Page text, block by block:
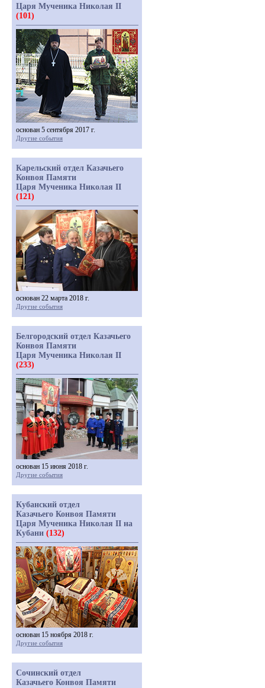
Царя Мученика Николая II
(101)
основан 5 сентября 2017 г.
Другие события
Карельский отдел Казачьего
Конвоя Памяти
Царя Мученика Николая II
(121)
основан 22 марта 2018 г.
Другие события
Белгородский отдел Казачьего
Конвоя Памяти
Царя Мученика Николая II
(233)
основан 15 июня 2018 г.
Другие события
Кубанский отдел
Казачьего Конвоя Памяти
Царя Мученика Николая II на
Кубани (132)
основан 15 ноября 2018 г.
Другие события
Сочинский отдел
Казачьего Конвоя Памяти